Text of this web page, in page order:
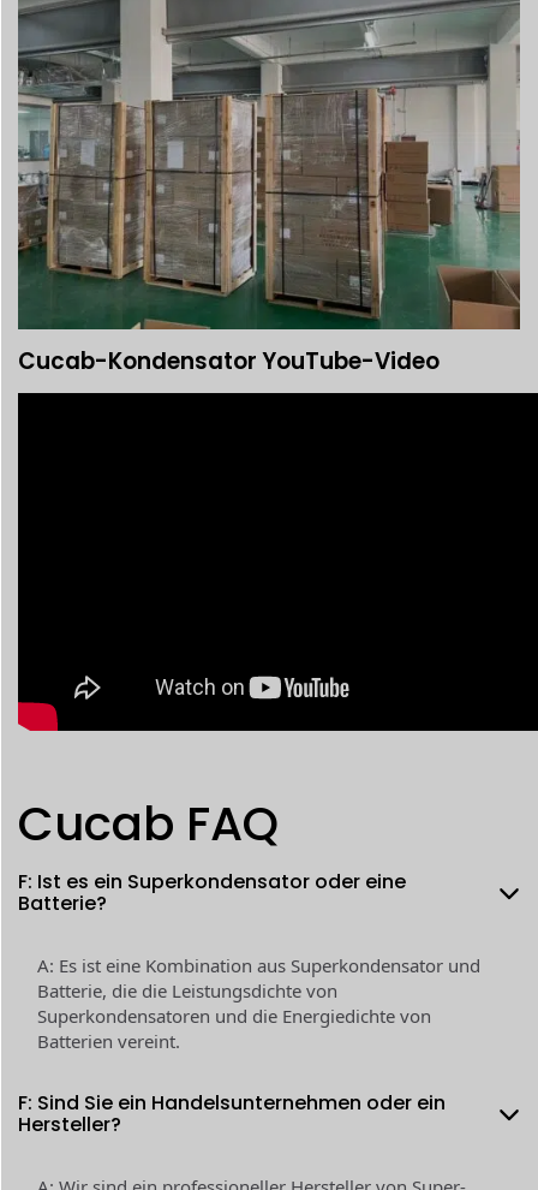
Cucab-Kondensator YouTube-Video
Cucab FAQ
F: Ist es ein Superkondensator oder eine
Batterie?
A: Es ist eine Kombination aus Superkondensator und
Batterie, die die Leistungsdichte von
Superkondensatoren und die Energiedichte von
Batterien vereint.
F: Sind Sie ein Handelsunternehmen oder ein
Hersteller?